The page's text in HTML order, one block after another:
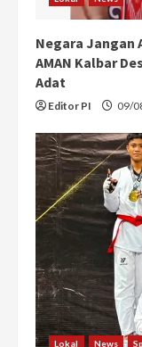
Negara Jangan
AMAN Kalbar
Adat
Editor PI 09/
Lokal News